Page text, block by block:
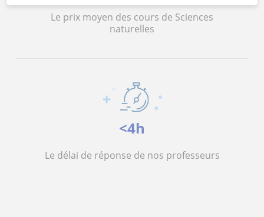
Le prix moyen des cours de Sciences
naturelles
<4h
Le délai de réponse de nos professeurs